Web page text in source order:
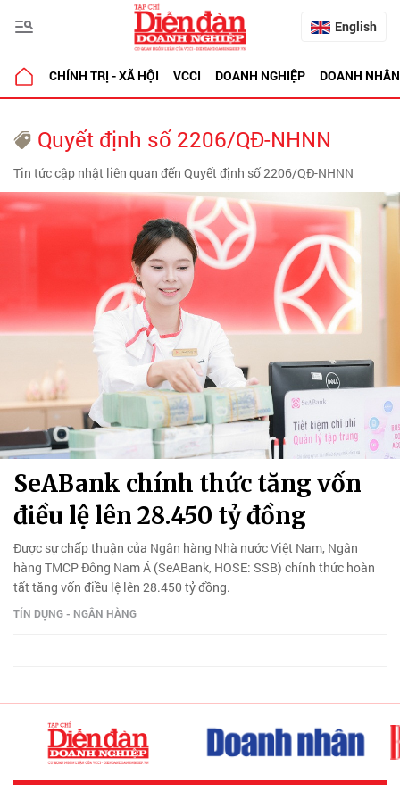
English
CHÍNH TRỊ - XÃ HỘI VCCI DOANH NGHIỆP DOANH NHÂN
Quyết định số 2206/QĐ-NHNN
Tin tức cập nhật liên quan đến Quyết định số 2206/QĐ-NHNN
SeABank chính thức tăng vốn
điều lệ lên 28.450 tỷ đồng
Được sự chấp thuận của Ngân hàng Nhà nước Việt Nam, Ngân
hàng TMCP Đông Nam Á (SeABank, HOSE: SSB) chính thức hoàn
tất tăng vốn điều lệ lên 28.450 tỷ đồng.
TÍN DỤNG - NGÂN HÀNG